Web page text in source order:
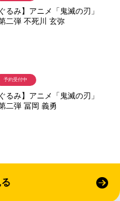
るみ】アニメ「鬼滅の刃」
二弾 不死川 玄弥
るみ】アニメ「鬼滅の刃」
二弾 冨岡 義勇
予約受付中